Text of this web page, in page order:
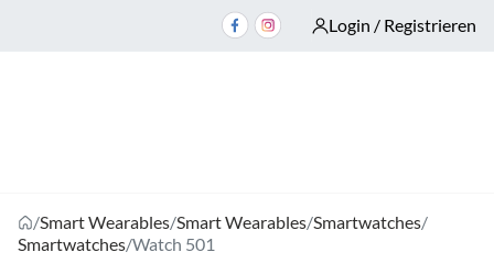
Login / Registrieren
/Smart Wearables/Smart Wearables/Smartwatches/
Smartwatches/Watch 501